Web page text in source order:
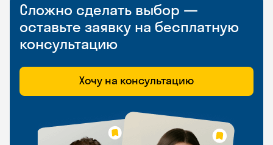
Сложно сделать выбор —
оставьте заявку на бесплатную
консультацию
Хочу на консультацию